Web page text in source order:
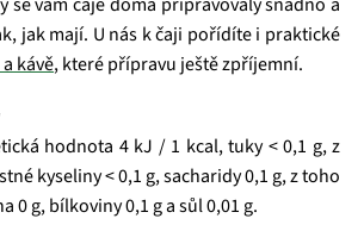
jak mají. U nás k čaji pořídíte i praktické
kávě, které přípravu ještě zpříjemní.
hodnota 4 kJ / 1 kcal, tuky < 0,1 g, z
kyseliny < 0,1 g, sacharidy 0,1 g, z toho
0 g, bílkoviny 0,1 g a sůl 0,01 g.